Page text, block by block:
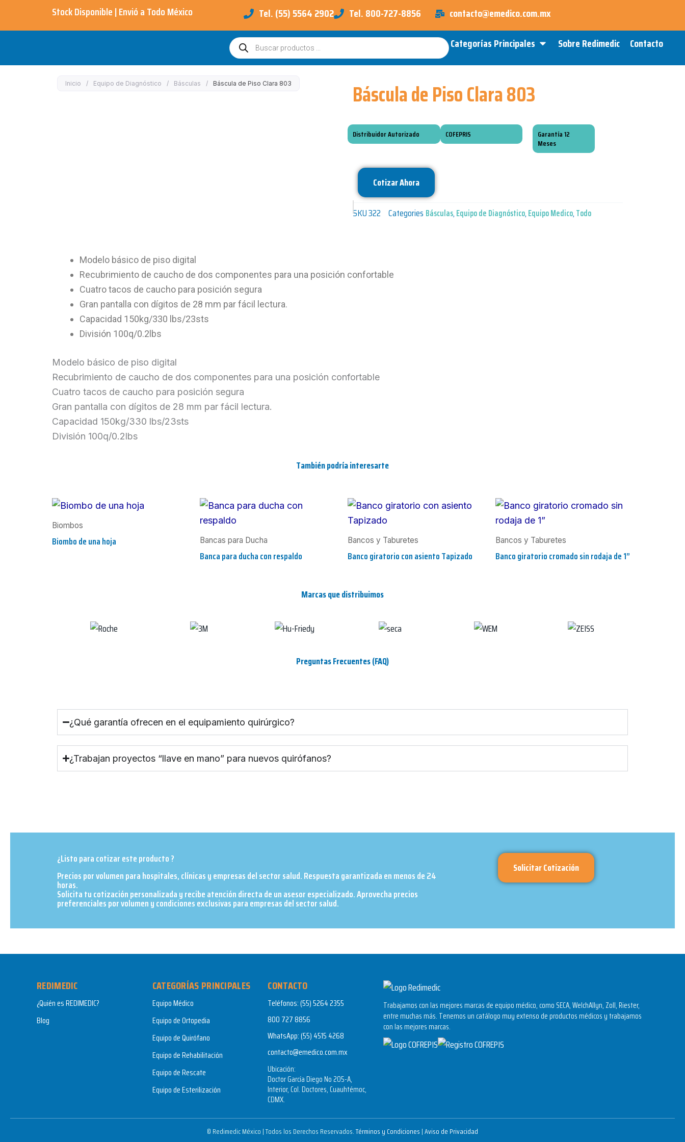
Stock Disponible | Envió a Todo México​ Tel. (55) 5564 2902 Tel. 800-727-8856 contacto@emedico.com.mx
Búsqueda
de
productos
Categorías Principales Open Categorías Principales
Sobre Redimedic Contacto
Inicio / Equipo de Diagnóstico / Básculas / Báscula de Piso Clara 803 Báscula de Piso Clara 803
Distribuidor Autorizado COFEPRIS
Garantía 12
Meses
Cotizar Ahora
SKU322 Categories Básculas, Equipo de Diagnóstico, Equipo Medico, Todo
Modelo básico de piso digital
Recubrimiento de caucho de dos componentes para una posición confortable
Cuatro tacos de caucho para posición segura
Gran pantalla con dígitos de 28 mm par fácil lectura.
Capacidad 150kg/330 lbs/23sts
División 100q/0.2lbs
Modelo básico de piso digital
Recubrimiento de caucho de dos componentes para una posición confortable
Cuatro tacos de caucho para posición segura
Gran pantalla con dígitos de 28 mm par fácil lectura.
Capacidad 150kg/330 lbs/23sts
División 100q/0.2lbs
También podría interesarte
Biombos
Biombo de una hoja Bancas para Ducha
Banca para ducha con respaldo
Bancos y Taburetes
Banco giratorio con asiento Tapizado
Bancos y Taburetes
Banco giratorio cromado sin rodaja de 1”
Marcas que distribuimos
Preguntas Frecuentes (FAQ)
¿Qué garantía ofrecen en el equipamiento quirúrgico?
¿Trabajan proyectos “llave en mano” para nuevos quirófanos?
¿Listo para cotizar este producto ?
Precios por volumen para hospitales, clínicas y empresas del sector salud. Respuesta garantizada en menos de 24
horas.
Solicita tu cotización personalizada y recibe atención directa de un asesor especializado. Aprovecha precios
preferenciales por volumen y condiciones exclusivas para empresas del sector salud.​
Solicitar Cotización
REDIMEDIC
¿Quién es REDIMEDIC?
Blog
CATEGORÍAS PRINCIPALES
Equipo Médico
Equipo de Ortopedia
Equipo de Quirófano
Equipo de Rehabilitación
Equipo de Rescate
Equipo de Esterilización
CONTACTO
Teléfonos:(55) 5264 2355
800 727 8856
WhatsApp:(55) 4515 4268
contacto@emedico.com.mx
Ubicación:
Doctor García Diego No 205-A,
Interior, Col. Doctores, Cuauhtémoc,
CDMX.
Trabajamos con las mejores marcas de equipo médico, como SECA, WelchAllyn, Zoll, Riester,
entre muchas más. Tenemos un catálogo muy extenso de productos médicos y trabajamos
con las mejores marcas.
© Redimedic México | Todos los Derechos Reservados.Términos y Condiciones |Aviso de Privacidad